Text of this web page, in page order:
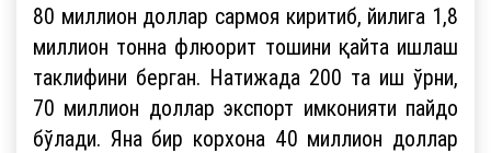
80 миллион доллар сармоя киритиб, йилига 1,8
миллион тонна флюорит тошини қайта ишлаш
таклифини берган. Натижада 200 та иш ўрни,
70 миллион доллар экспорт имконияти пайдо
бўлади. Яна бир корхона 40 миллион доллар